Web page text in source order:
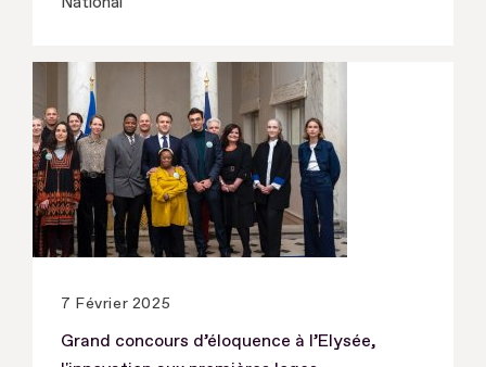
7 Février 2025
Grand concours d’éloquence à l’Elysée,